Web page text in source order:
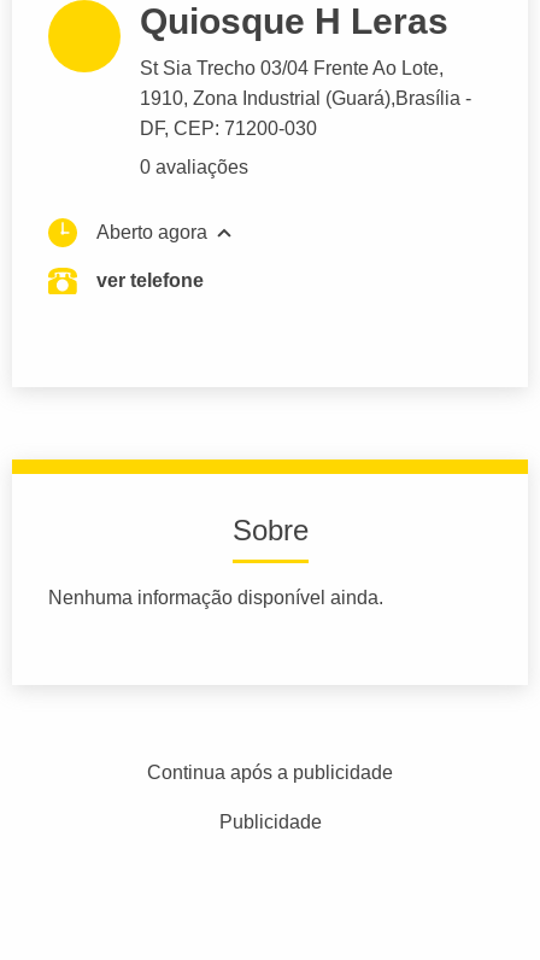
Quiosque H Leras
St Sia Trecho 03/04 Frente Ao Lote,
1910, Zona Industrial (Guará),Brasília -
DF, CEP: 71200-030
0 avaliações
Aberto agora
ver telefone
Sobre
Nenhuma informação disponível ainda.
Continua após a publicidade
Publicidade